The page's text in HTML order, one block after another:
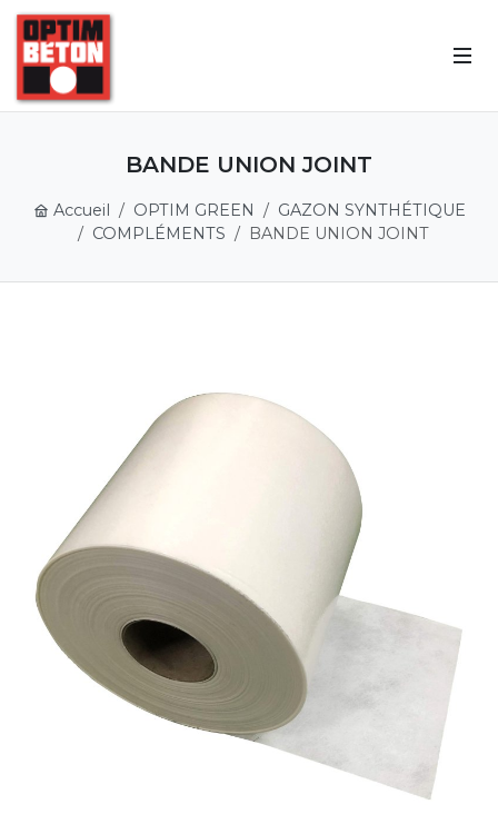
BANDE UNION JOINT
Accueil OPTIM GREEN
GAZON SYNTHÉTIQUE
COMPLÉMENTS
BANDE UNION JOINT